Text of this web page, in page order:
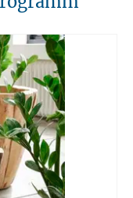
fachgerecht entsorgt
oder an speziellen
Sie für den privaten
Möbel sind nicht für
Außenbereich geeignet.